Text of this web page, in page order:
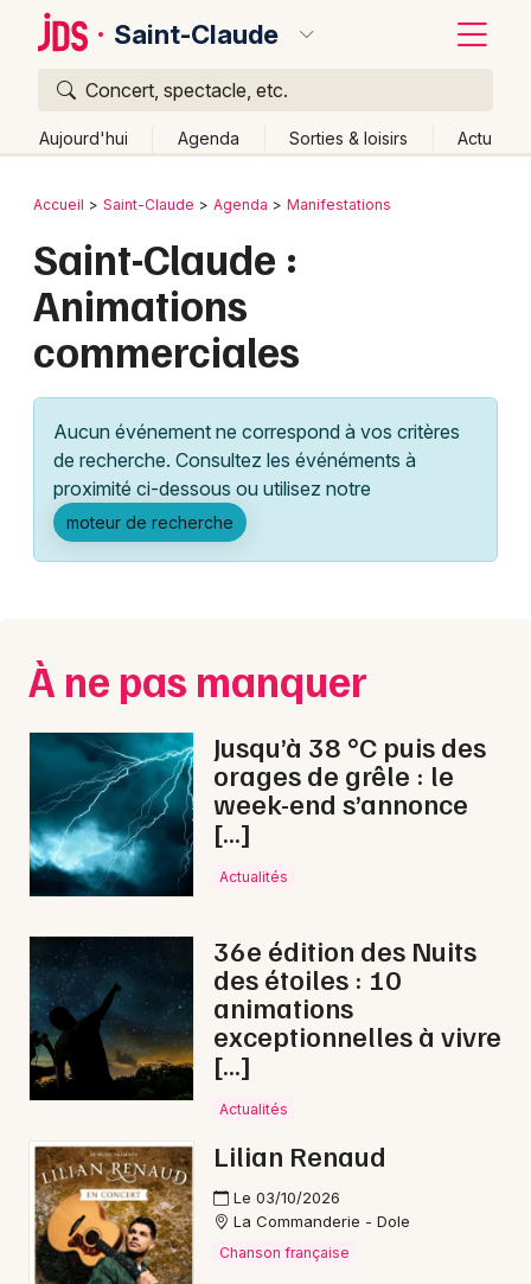
Saint-Claude
Concert, spectacle, etc.
Aujourd'hui Agenda Sorties & loisirs Actu
Publier un événement
Grands événements
Manifestations
Foires & salons
Sports
Soirées
Sorties famille
Expos
Animations commerciales dans le Jura
Animations commerciales en Franche-Comté
Animations commerciales en Bourgogne-
Newsletter des sorties
Bordeaux
Colmar
Lille
Lyon
Marseille
Mulhouse
Montpellier
Paris
Strasbourg
Toulouse
Toutes les villes
Retour
Accueil Saint-Claude Agenda Manifestations
Saint-Claude :
Animations
commerciales
Aucun événement ne correspond à vos critères
de recherche. Consultez les événéments à
proximité ci-dessous ou utilisez notre
moteur de recherche
À ne pas manquer
Jusqu’à 38 °C puis des
orages de grêle : le
week-end s’annonce
[…]
Actualités
36e édition des Nuits
des étoiles : 10
animations
exceptionnelles à vivre
[…]
Actualités
Lilian Renaud
Le 03/10/2026
La Commanderie - Dole
Chanson française
Quoi ?
Où ?
Partout
Près de moi Changer de lieu
Quand ?
Aujourd'hui
Demain Ce week-end